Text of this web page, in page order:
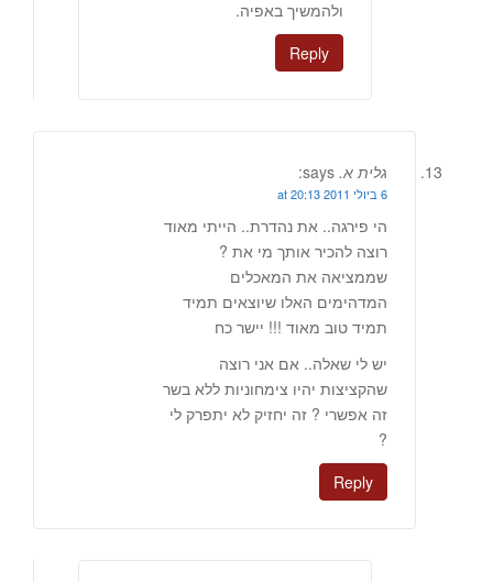
ולהמשיך באפיה.
Reply
גלית א. says:
6 ביולי 2011 at 20:13
הי פירגה.. את נהדרת.. הייתי מאוד
רוצה להכיר אותך מי את ?
שממציאה את המאכלים
המדהימים האלו שיוצאים תמיד
תמיד טוב מאוד !!! יישר כח
יש לי שאלה.. אם אני רוצה
שהקציצות יהיו צימחוניות ללא בשר
זה אפשרי ? זה יחזיק לא יתפרק לי
?
Reply